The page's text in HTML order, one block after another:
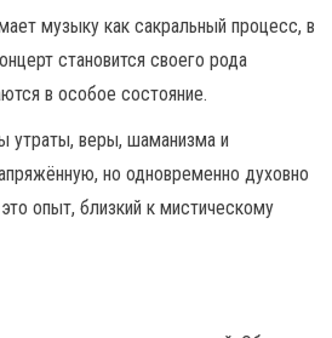
музыку как сакральный процесс, в
становится своего рода
в особое состояние.
утраты, веры, шаманизма и
но одновременно духовно
опыт, близкий к мистическому